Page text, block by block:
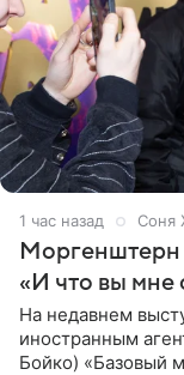
1 час назад Соня
Моргенштерн
«И что вы мне
На недавнем
иностранным
Бойко) «Базовый